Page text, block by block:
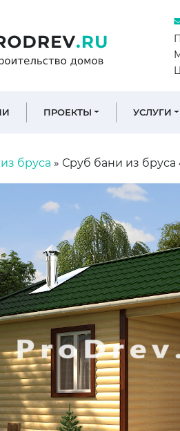
ПРОЕКТЫ УСЛУГИ
бруса » Сруб бани из бруса